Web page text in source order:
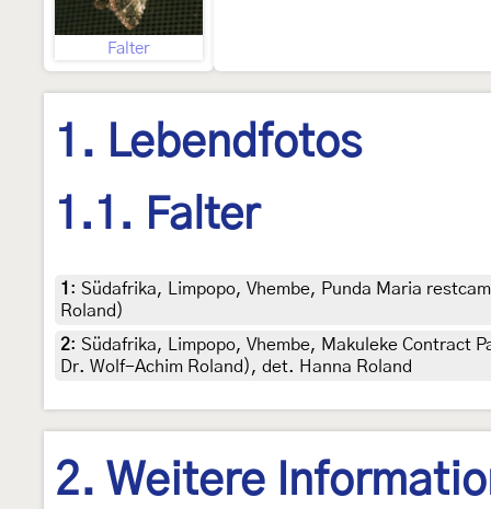
Falter
1. Lebendfotos
1.1. Falter
1 : Südafrika, Limpopo, Vhembe, Punda Maria
Roland)
2: Südafrika, Limpopo, Vhembe, Makuleke Contract
Dr. Wolf-Achim Roland), det. Hanna Roland
2. Weitere